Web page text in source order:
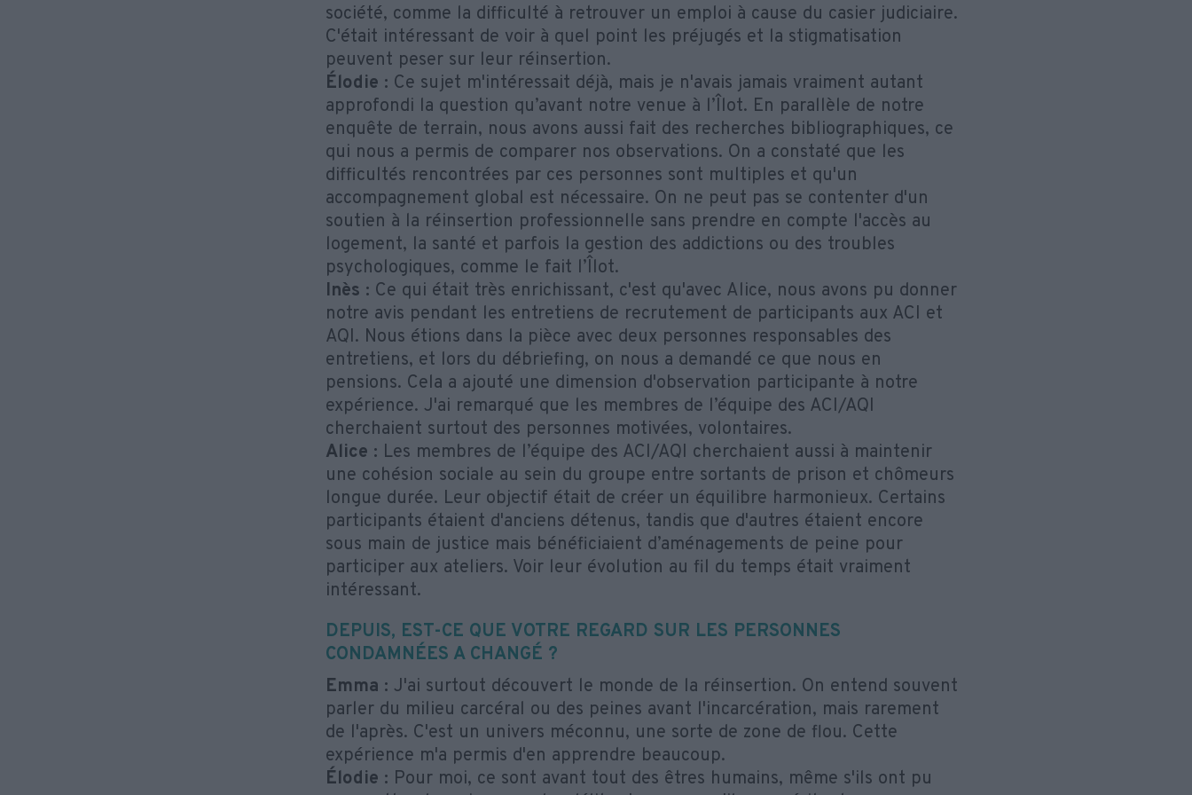
société, comme la difficulté à retrouver un emploi à cause du casier judiciaire.
C'était intéressant de voir à quel point les préjugés et la stigmatisation
peuvent peser sur leur réinsertion.
Élodie : Ce sujet m'intéressait déjà, mais je n'avais jamais vraiment autant
approfondi la question qu’avant notre venue à l’Îlot. En parallèle de notre
enquête de terrain, nous avons aussi fait des recherches bibliographiques, ce
qui nous a permis de comparer nos observations. On a constaté que les
difficultés rencontrées par ces personnes sont multiples et qu'un
accompagnement global est nécessaire. On ne peut pas se contenter d'un
soutien à la réinsertion professionnelle sans prendre en compte l'accès au
logement, la santé et parfois la gestion des addictions ou des troubles
psychologiques, comme le fait l’Îlot.
Inès : Ce qui était très enrichissant, c'est qu'avec Alice, nous avons pu donner
notre avis pendant les entretiens de recrutement de participants aux ACI et
AQI. Nous étions dans la pièce avec deux personnes responsables des
entretiens, et lors du débriefing, on nous a demandé ce que nous en
pensions. Cela a ajouté une dimension d'observation participante à notre
expérience. J'ai remarqué que les membres de l’équipe des ACI/AQI
cherchaient surtout des personnes motivées, volontaires.
Alice : Les membres de l’équipe des ACI/AQI cherchaient aussi à maintenir
une cohésion sociale au sein du groupe entre sortants de prison et chômeurs
longue durée. Leur objectif était de créer un équilibre harmonieux. Certains
participants étaient d'anciens détenus, tandis que d'autres étaient encore
sous main de justice mais bénéficiaient d’aménagements de peine pour
participer aux ateliers. Voir leur évolution au fil du temps était vraiment
intéressant.
DEPUIS, EST-CE QUE VOTRE REGARD SUR LES PERSONNES
CONDAMNÉES A CHANGÉ ?
Emma : J'ai surtout découvert le monde de la réinsertion. On entend souvent
parler du milieu carcéral ou des peines avant l'incarcération, mais rarement
de l'après. C'est un univers méconnu, une sorte de zone de flou. Cette
expérience m'a permis d'en apprendre beaucoup.
Élodie : Pour moi, ce sont avant tout des êtres humains, même s'ils ont pu